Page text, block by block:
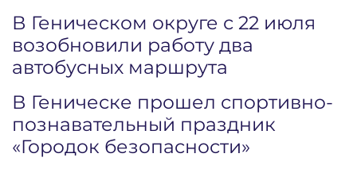
В Геническом округе с 22 июля
возобновили работу два
автобусных маршрута
В Геническе прошел спортивно-
познавательный праздник
«Городок безопасности»